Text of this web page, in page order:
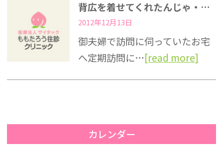
背広を着せてくれたんじゃ・・・
2012年12月13日
御夫婦で訪問に伺っていたお宅
へ定期訪問に…[read more]
カレンダー